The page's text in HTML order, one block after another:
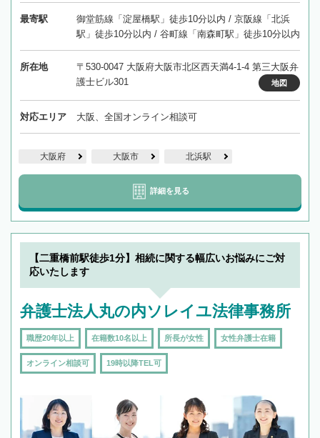
最寄駅
御堂筋線「淀屋橋駅」徒歩10分以内 / 京阪線「北浜
駅」徒歩10分以内 / 谷町線「南森町駅」徒歩10分以内
所在地
〒530-0047 大阪府大阪市北区西天満4-1-4 第三大阪弁
護士ビル301
地図
対応エリア 大阪、全国オンライン相談可
大阪府 大阪市 北浜駅
詳細を見る
【二重橋前駅徒歩1分】相続に関する幅広いお悩みにご対
応いたします
弁護士法人丸の内ソレイユ法律事務所
職歴20年以上 在籍数10名以上 所長が女性 女性弁護士在籍
オンライン相談可 19時以降TEL可